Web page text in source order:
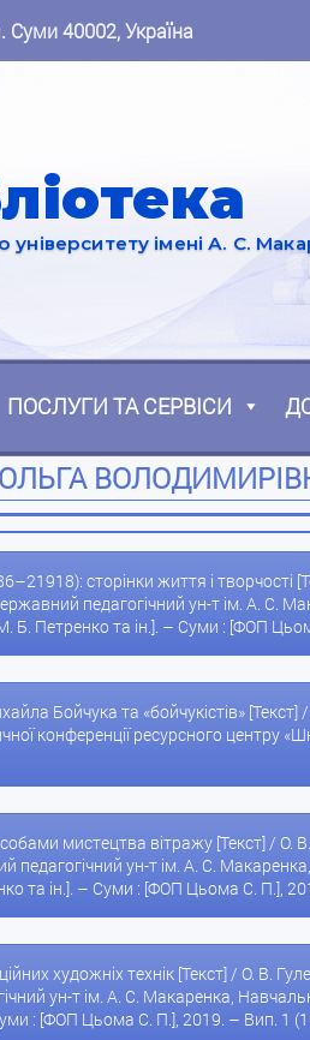
40002, Україна
імені А. С.
ПОСЛУГИ ТА СЕРВІСИ
сторінки життя і
педагогічний ун-т ім. А. С.
Б. Петренко та ін.]. – Суми : [ФОП
Бойчука та «бойчукістів»
конференції ресурсного центру
мистецтва вітражу [Текст] /
ун-т ім. А. С.
та ін.]. – Суми : [ФОП Цьома С. П.],
художніх технік [Текст] / О. В.
ун-т ім. А. С. Макаренка,
: [ФОП Цьома С. П.], 2019. – Вип. 1